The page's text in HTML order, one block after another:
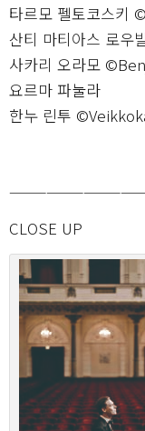
타르모 펠토코스키
산티 마티아스 로
사카리 오라모
요르마 파눌라
한누 린투
CLOSE UP